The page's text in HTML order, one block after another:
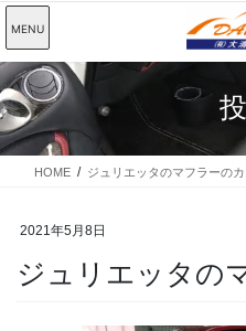
コ
ン
ン
ツ
に
移
ナ
ビ
ー
シ
ョ
ン
HOME ジュリエッタのマフラーの
2021年5月8日
ジュリエッタの
MENU